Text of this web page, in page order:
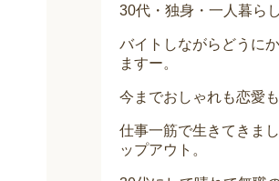
30代・独身・一人暮らし
バイトしながらどうに
ますー。
今までおしゃれも恋愛も
仕事一筋で生きてきま
ップアウト。